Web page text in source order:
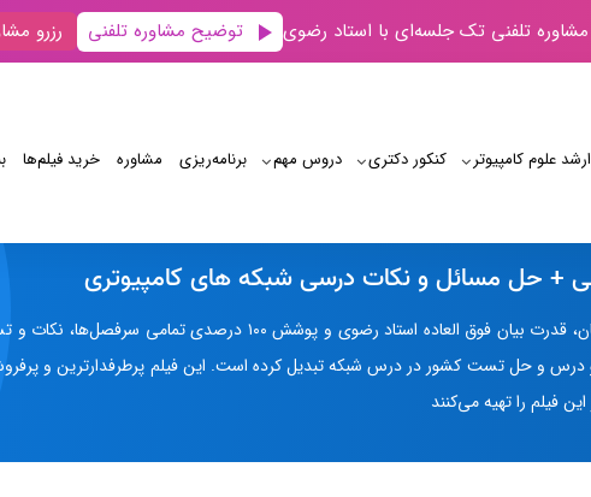
مشاوره تلفنی تک جلسه‌ای با استاد رضوی توضیح مشاوره تلفنی رزرو
علوم کامپیوتر کنکور دکتری دروس مهم برنامه‌‌ریزی مشاوره خرید فیلم‌ها
+ حل مسائل و نکات درسی شبکه های کامپیوتری
از نگاه دانشجویان، قدرت بیان فوق العاده استاد رضوی
درس و حل تست کشور در درس شبکه تبدیل کرده است. این فیلم پرطرفدارترین و